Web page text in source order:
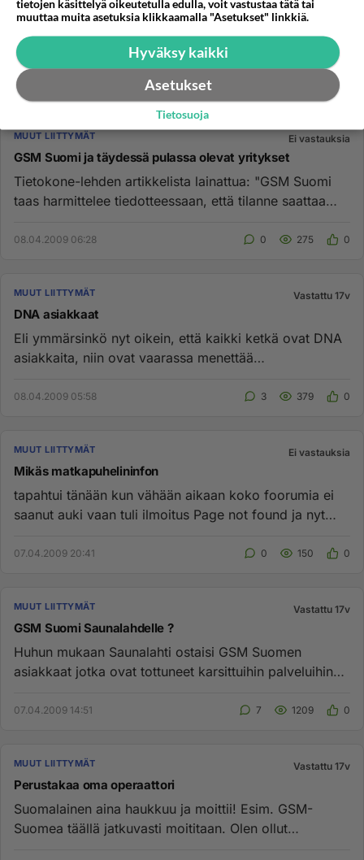
MUUT LIITTYMÄT Ei vastauksia
GSM Suomi ja täydessä pulassa olevat yritykset
Tietokone-lehden artikkelista lainattua: "GSM Suomi
taas harmittelee tiedotteessaan, että tilanne saattaa
08.04.2009 06:28 0 275 0
MUUT LIITTYMÄT Vastattu 17v
DNA asiakkaat
Eli ymmärsinkö nyt oikein, että kaikki ketkä ovat DNA
asiakkaita, niin ovat vaarassa menettää
08.04.2009 05:58 3 379 0
MUUT LIITTYMÄT Ei vastauksia
Mikäs matkapuhelininfon
tapahtui tänään kun vähään aikaan koko foorumia ei
saanut auki vaan tuli ilmoitus Page not found ja nyt
07.04.2009 20:41 0 150 0
MUUT LIITTYMÄT Vastattu 17v
GSM Suomi Saunalahdelle ?
Huhun mukaan Saunalahti ostaisi GSM Suomen
asiakkaat jotka ovat tottuneet karsittuihin palveluihin
07.04.2009 14:51 7 1209 0
MUUT LIITTYMÄT Vastattu 17v
Perustakaa oma operaattori
Suomalainen aina haukkuu ja moittii! Esim. GSM-
Suomea täällä jatkuvasti moititaan. Olen ollut
tietojen käsittelyä oikeutetulla edulla, voit vastustaa tätä tai
muuttaa muita asetuksia klikkaamalla "Asetukset" linkkiä.
Hyväksy kaikki
Asetukset
Tietosuoja